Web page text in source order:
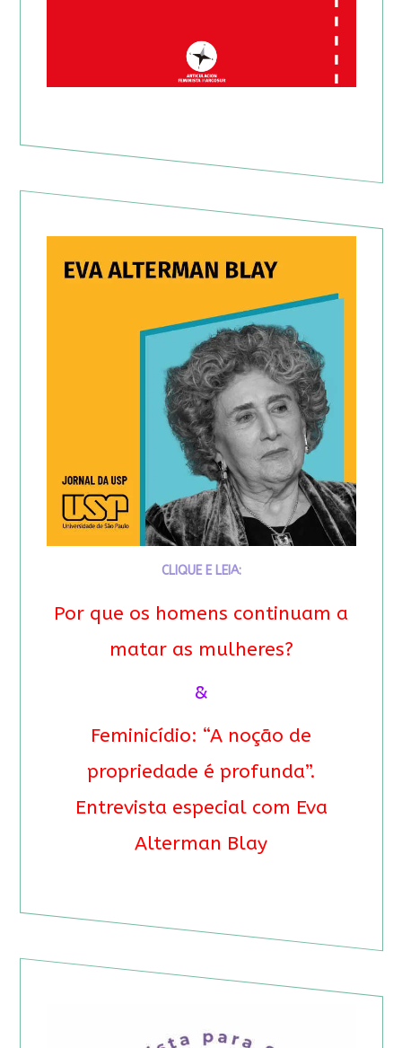
CLIQUE E LEIA:
Por que os homens continuam a
matar as mulheres?
&
Feminicídio: “A noção de
propriedade é profunda”.
Entrevista especial com Eva
Alterman Blay